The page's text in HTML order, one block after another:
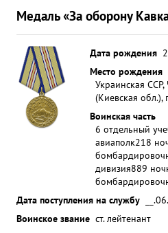
Медаль «За оборону
Дата рождения
Место рождения
Украинская ССР,
(Киевская обл.),
Воинская часть
6 отдельный
авиаполк218
дивизия889
Дата поступления на службу
Воинское звание ст. лейтенант